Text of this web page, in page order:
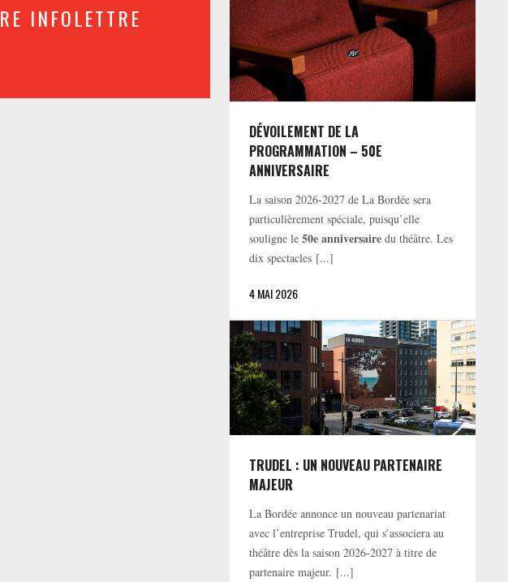
INFOLETTRE
DÉVOILEMENT DE LA
PROGRAMMATION – 50E
ANNIVERSAIRE
La saison 2026-2027 de La Bordée sera
particulièrement spéciale, puisqu’elle
souligne le50e anniversaire du théâtre. Les
dix spectacles [...]
4 MAI 2026
TRUDEL : UN NOUVEAU PARTENAIRE
MAJEUR
La Bordée annonce un nouveau partenariat
avec l’entreprise Trudel, qui s’associera au
théâtre dès la saison 2026-2027 à titre de
partenaire majeur. [...]